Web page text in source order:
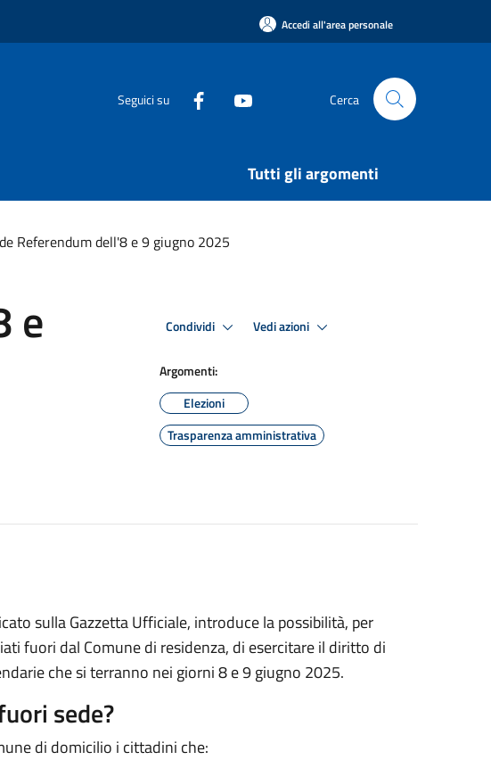
Accedi all'area personale
Seguici su Cerca
Tutti gli argomenti
Referendum dell'8 e 9 giugno 2025
e Condividi Vedi azioni
Argomenti:
Elezioni
Trasparenza amministrativa
sulla Gazzetta Ufficiale, introduce la possibilità, per
fuori dal Comune di residenza, di esercitare il diritto di
che si terranno nei giorni 8 e 9 giugno 2025.
sede?
di domicilio i cittadini che: